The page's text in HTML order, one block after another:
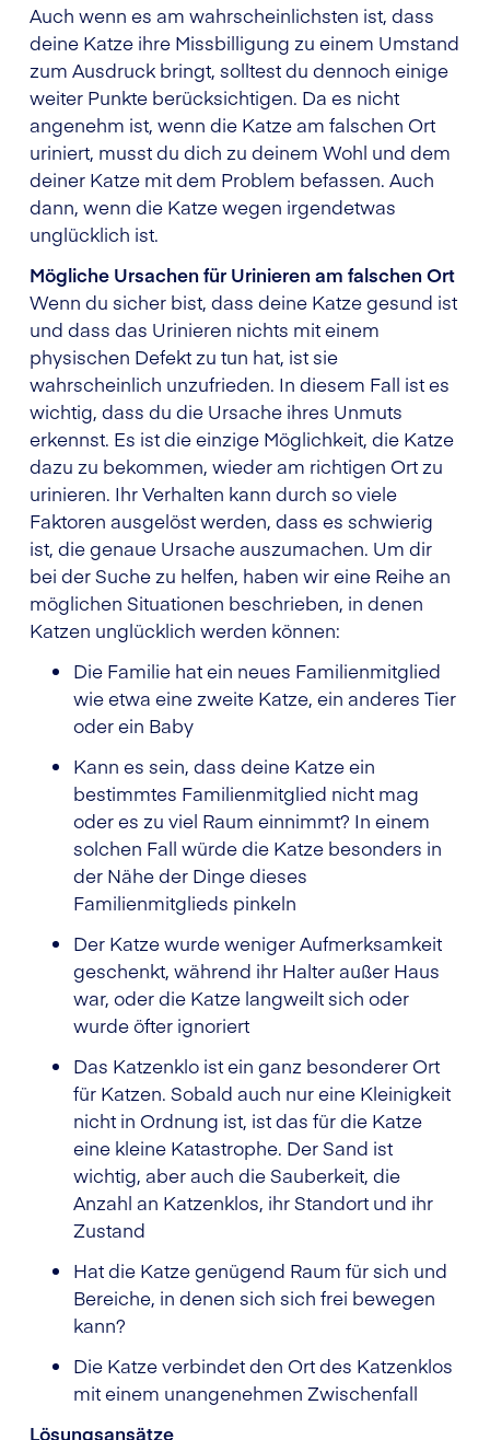
Auch wenn es am wahrscheinlichsten ist, dass
deine Katze ihre Missbilligung zu einem Umstand
zum Ausdruck bringt, solltest du dennoch einige
weiter Punkte berücksichtigen. Da es nicht
angenehm ist, wenn die Katze am falschen Ort
uriniert, musst du dich zu deinem Wohl und dem
deiner Katze mit dem Problem befassen. Auch
dann, wenn die Katze wegen irgendetwas
unglücklich ist.
Mögliche Ursachen für Urinieren am falschen Ort
Wenn du sicher bist, dass deine Katze gesund ist
und dass das Urinieren nichts mit einem
physischen Defekt zu tun hat, ist sie
wahrscheinlich unzufrieden. In diesem Fall ist es
wichtig, dass du die Ursache ihres Unmuts
erkennst. Es ist die einzige Möglichkeit, die Katze
dazu zu bekommen, wieder am richtigen Ort zu
urinieren. Ihr Verhalten kann durch so viele
Faktoren ausgelöst werden, dass es schwierig
ist, die genaue Ursache auszumachen. Um dir
bei der Suche zu helfen, haben wir eine Reihe an
möglichen Situationen beschrieben, in denen
Katzen unglücklich werden können:
Die Familie hat ein neues Familienmitglied
wie etwa eine zweite Katze, ein anderes Tier
oder ein Baby
Kann es sein, dass deine Katze ein
bestimmtes Familienmitglied nicht mag
oder es zu viel Raum einnimmt? In einem
solchen Fall würde die Katze besonders in
der Nähe der Dinge dieses
Familienmitglieds pinkeln
Der Katze wurde weniger Aufmerksamkeit
geschenkt, während ihr Halter außer Haus
war, oder die Katze langweilt sich oder
wurde öfter ignoriert
Das Katzenklo ist ein ganz besonderer Ort
für Katzen. Sobald auch nur eine Kleinigkeit
nicht in Ordnung ist, ist das für die Katze
eine kleine Katastrophe. Der Sand ist
wichtig, aber auch die Sauberkeit, die
Anzahl an Katzenklos, ihr Standort und ihr
Zustand
Hat die Katze genügend Raum für sich und
Bereiche, in denen sich sich frei bewegen
kann?
Die Katze verbindet den Ort des Katzenklos
mit einem unangenehmen Zwischenfall
Lösungsansätze